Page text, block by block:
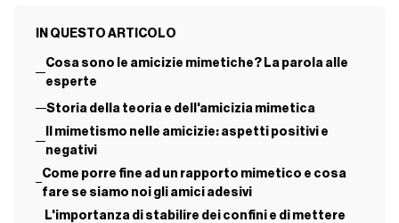
IN QUESTO ARTICOLO
Cosa sono le amicizie mimetiche? La parola alle
esperte
Storia della teoria e dell'amicizia mimetica
Il mimetismo nelle amicizie: aspetti positivi e
negativi
Come porre fine ad un rapporto mimetico e cosa
fare se siamo noi gli amici adesivi
L'importanza di stabilire dei confini e di mettere